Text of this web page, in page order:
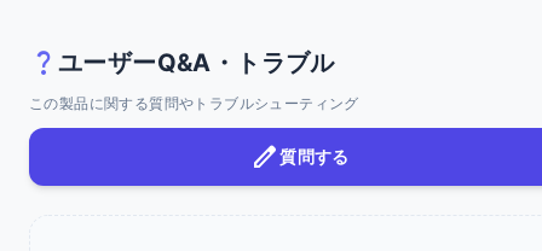
question_mark ユーザーQ&A・トラブル
この製品に関する質問やトラブルシューティング
edit質問する